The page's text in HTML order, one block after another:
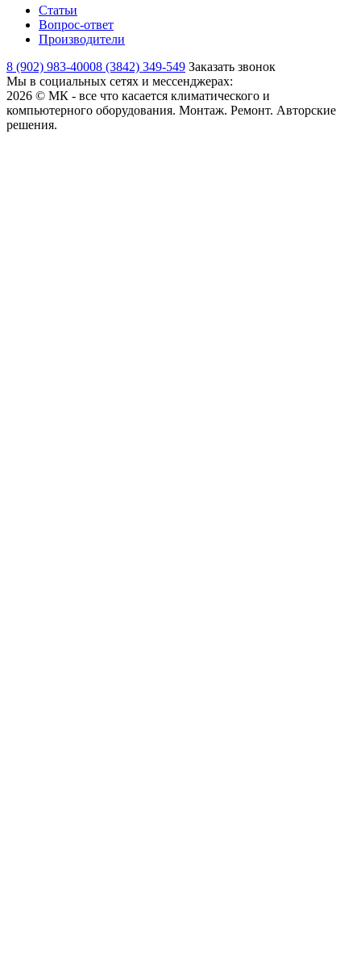
Статьи
Вопрос-ответ
Производители
8 (902) 983-40008 (3842) 349-549 Заказать звонок
Мы в социальных сетях и мессенджерах:
2026 © МК - все что касается климатического и
компьютерного оборудования. Монтаж. Ремонт. Авторские
решения.